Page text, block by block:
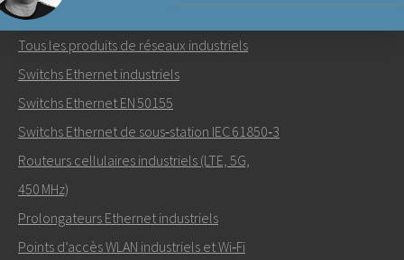
Envoyer un email à Carl
Comment Carl peut-il vous contacter?
PRODUITS RÉSEAUX
Tous les produits de réseaux industriels
Switchs Ethernet industriels
Switchs Ethernet EN 50155
Switchs Ethernet de sous‑station IEC 61850‑3
Routeurs cellulaires industriels (LTE, 5G,
450 MHz)
Prolongateurs Ethernet industriels
Points d’accès WLAN industriels et Wi‑Fi